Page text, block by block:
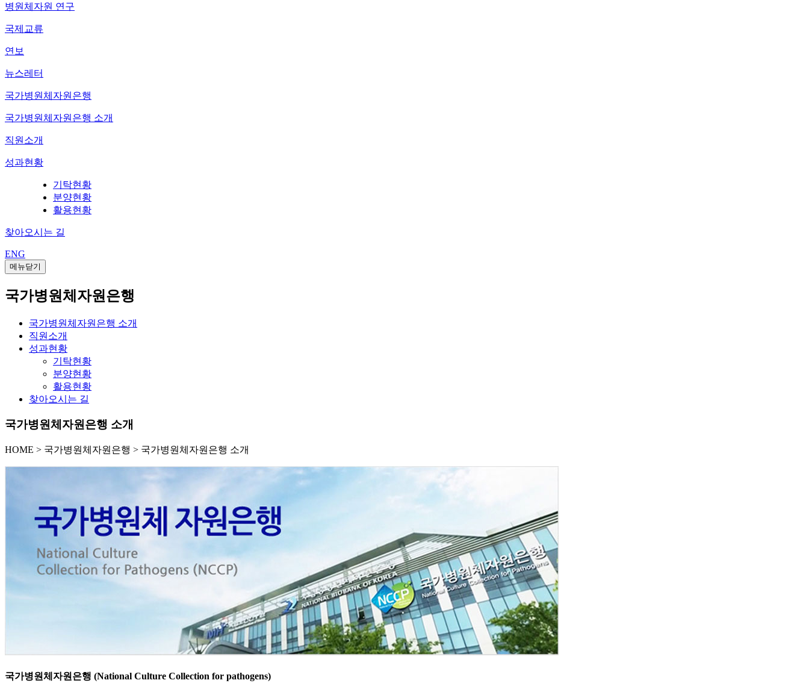
병원체자원 연구
국제교류
연보
뉴스레터
국가병원체자원은행
국가병원체자원은행 소개
직원소개
성과현황
기탁현황
분양현황
활용현황
찾아오시는 길
ENG
메뉴닫기
국가병원체자원은행
국가병원체자원은행 소개
직원소개
성과현황
기탁현황
분양현황
활용현황
찾아오시는 길
국가병원체자원은행 소개
HOME > 국가병원체자원은행 > 국가병원체자원은행 소개
국가병원체자원은행 (National Culture Collection for pathogens)